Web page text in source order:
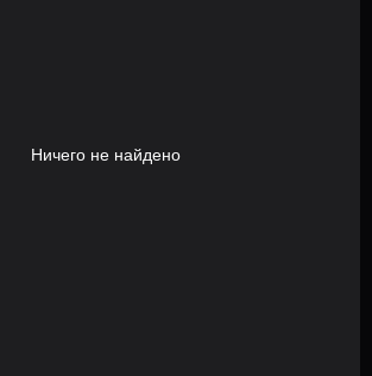
Ничего не найдено